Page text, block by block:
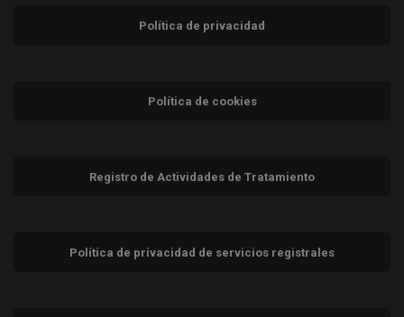
Política de privacidad
Política de cookies
Registro de Actividades de Tratamiento
Política de privacidad de servicios registrales